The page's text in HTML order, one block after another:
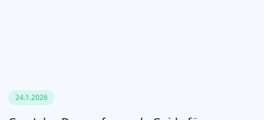
24.1.2026